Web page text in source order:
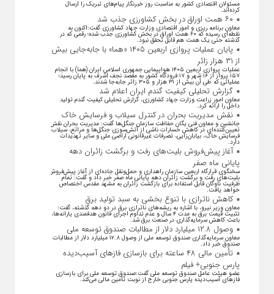
مسئولان اقتصادی کشور به مناسبت روز خبرنگار پیام‌های تبریک را ارسال
کرده‌اند.
۶۰ همت اوراق در بخش کشاورزی جذب شد
معاون برنامه ریزی و امور اقتصادی وزارت جهاد کشاورزی گفت:اکنون به
نقطه‌ای رسیده که ۶۰ همت اوراق در بخش کشاورزی جذب شده؛ رقمی که در
گذشته حتی یک همت هم قابل تحقق نبود.
پایان عملیات پروازی اربعین ۱۴۰۵ «هما» با جابه‌جایی بیش
از ۳۱ هزار زائر
عملیات پروازی اربعین ۱۴۰۵ هواپیمایی جمهوری اسلامی ایران (هما) با انجام
۱۵۷ پرواز از ۱۶ شهر و ۱۷ فرودگاه کشور به مقصد نجف اشرف به پایان رسید؛
عملیاتی که طی آن بیش از ۳۱ هزار و ۳۰۵ زائر جابه‌جا شدند.
گزارش تحلیلی کیفیت گندم ایران اعلام شد
معاون امور زراعت وزارت جهاد کشاورزی، گزارش تحلیلی کیفیت گندم تولید
داخل را ارائه کرد.
نقش مدیریت بحران در کنترل سیلاب و فرسایش خاک
جانشین و معاون فنی یگان حفاظت سازمان جنگل‌ها گفت: مدیریت بحران نقش
تعیین‌کننده‌ای در کاهش خسارات ناشی از آتش‌سوزی جنگل‌ها و مراتع، سیلاب،
فرسایش خاک، بیابان‌زایی، تصرفات غیرقانونی اراضی ملی و سایر تهدیدات
دارد.
آغاز پیش‌فروش بلیت‌های رفت و برگشت زائران دهه
پایانی ماه صفر
سخنگوی قرارگاه اربعین سازمان راهداری و حمل‌ونقل جاده‌ای از آغاز پیش‌فروش
بلیت‌های رفت و برگشت زائران دهه پایانی ماه صفر خبر داد و گفت: تمام
ظرفیت ناوگان قابل استفاده برای بازگشت زائران به مشهد مقدس اختصاص
خواهد یافت.
کاهش ناترازی با تنوع بخشی به سبد تولید برق
معاون وزیر نیرو، با اشاره به ریشه‌های ناترازی برق در دو دهه گذشته، گفت:
تثبیت قیمت برق به مدت ۴ سال و عدم تداوم اجرای قانون هدفمندی یارانه‌ها،
باعث کاهش سرمایه‌گذاری در صنعت برق شد.
وصول ۱۲.۸ میلیارد دلار از مطالبات صندوق توسعه ملی
معاون سرمایه‌گذاری صندوق توسعه ملی از وصول ۱۲.۸ میلیارد دلار از مطالبات
صندوق خبر داد.
تأمین مالی ۴۸ ساعته برای بازسازی فاز‌های آسیب‌دیده
پارس جنوبی+ فیلم
عضو هیئت عامل صندوق توسعه ملی گفت:صندوق توسعه ملی برای بازسازی
فاز‌های آسیب‌دیده پارس جنوبی خارج از نوبت تأمین مالی می‌کند.